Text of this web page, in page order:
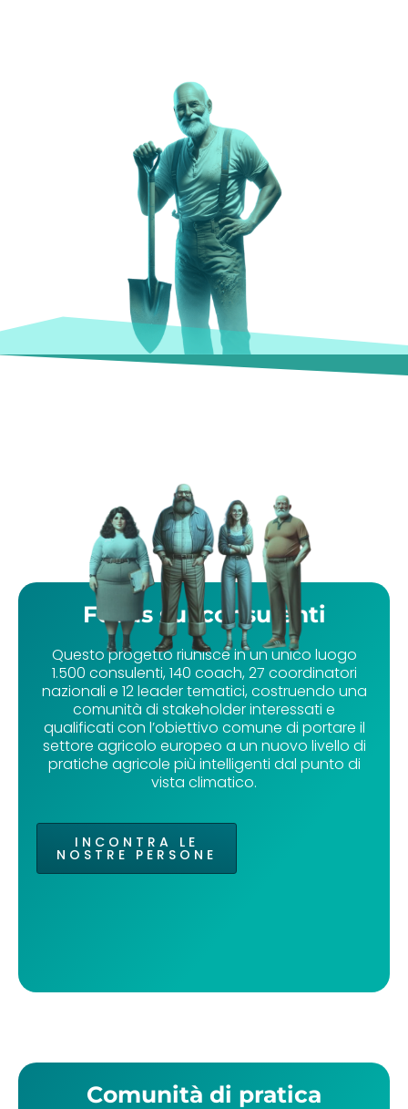
Focus sui consulenti
Questo progetto riunisce in un unico luogo
1.500 consulenti, 140 coach, 27 coordinatori
nazionali e 12 leader tematici, costruendo una
comunità di stakeholder interessati e
qualificati con l’obiettivo comune di portare il
settore agricolo europeo a un nuovo livello di
pratiche agricole più intelligenti dal punto di
vista climatico.
INCONTRA LE
NOSTRE PERSONE
Comunità di pratica